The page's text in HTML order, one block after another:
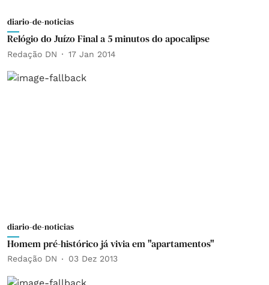
diario-de-noticias
Relógio do Juízo Final a 5 minutos do apocalipse
Redação DN 17 Jan 2014
diario-de-noticias
Homem pré-histórico já vivia em "apartamentos"
Redação DN 03 Dez 2013